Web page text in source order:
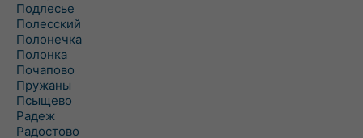
Подлесье
Полесский
Полонечка
Полонка
Почапово
Пружаны
Псыщево
Радеж
Радостово